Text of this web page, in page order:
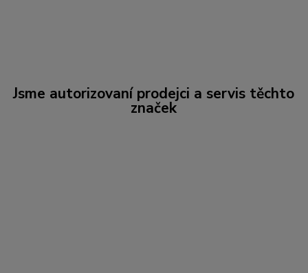
Jsme autorizovaní prodejci a servis těchto
značek